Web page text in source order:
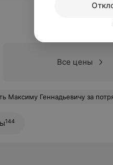
Все цены
мои вопросы и действительно следил за моим восстановлением, что давало огромное чувство спокойствия и уверенности. Самое главное — результат. Всё получилось именно так, как я мечтала: по моим референсам, по тем образам, которые я показывала и обсуждала. Это просто невероятно, когда твои ожидания полностью совпадают с реальностью. Я безумно счастлива, что доверилась именно этому врачу. Моя мечта сбылась,
144